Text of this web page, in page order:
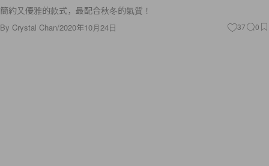
簡約又優雅的款式，最配合秋冬的氣質！
By Crystal Chan/2020年10月24日 37 0